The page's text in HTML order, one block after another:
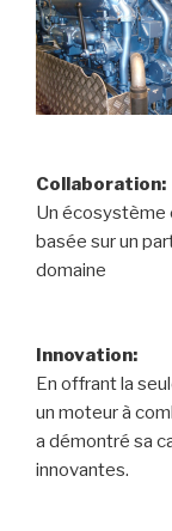
Collaboration:
Un écosystème
basée sur un
domaine
Innovation:
En offrant la
un moteur à
a démontré sa
innovantes.